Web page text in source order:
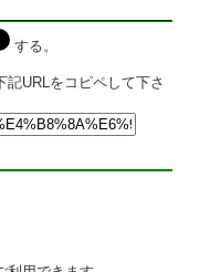
する。
URLをコピペして下さ